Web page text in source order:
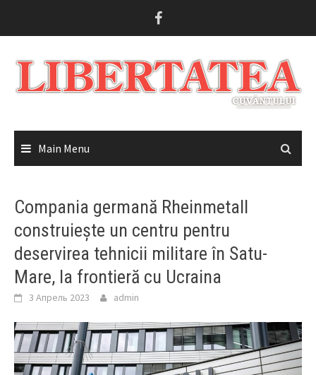
Main Menu
Compania germană Rheinmetall
construiește un centru pentru
deservirea tehnicii militare în Satu-
Mare, la frontieră cu Ucraina
3 Апрель 2023 admin